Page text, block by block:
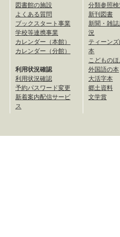
図書館の施設
よくある質問
ブックスタート事業
学校等連携事業
カレンダー（本館）
カレンダー（分館）
利用状況確認
利用状況確認
予約パスワード変更
新着案内配信サービ
ス
分類参照
新刊図書
新聞・雑
況
ティーン
本
こどもの
外国語の本
大活字本
郷土資料
文学賞